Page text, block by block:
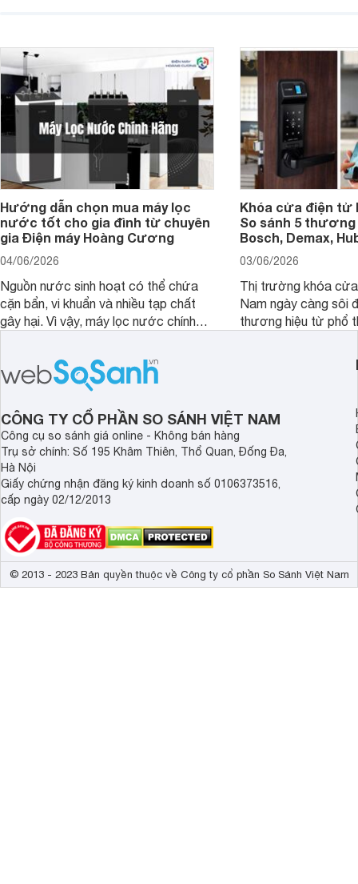
Hướng dẫn chọn mua máy lọc
nước tốt cho gia đình từ chuyên
gia Điện máy Hoàng Cương
04/06/2026
Nguồn nước sinh hoạt có thể chứa
cặn bẩn, vi khuẩn và nhiều tạp chất
gây hại. Vì vậy, máy lọc nước chính
sức khỏe và đảm bảo nguồn nước
sạch cho cả gia đình.
Khóa cửa điện tử
So sánh 5 thương
Bosch, Demax,
03/06/2026
Thị trường khóa
Nam ngày càng sôi
thương hiệu từ phổ
cửa điện tử hãng
sẽ so sánh 5
Demax, Hubert và
CÔNG TY CỔ PHẦN SO SÁNH VIỆT NAM
Công cụ so sánh giá online - Không bán hàng
Trụ sở chính: Số 195 Khâm Thiên, Thổ Quan, Đống Đa,
Hà Nội
Giấy chứng nhận đăng ký kinh doanh số 0106373516,
cấp ngày 02/12/2013
© 2013 - 2023 Bản quyền thuộc về Công ty cổ phần So Sánh Việt Nam